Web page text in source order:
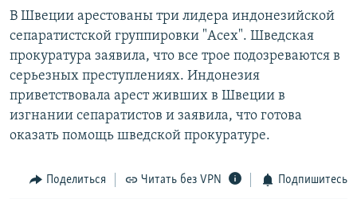
поиску
СЕВЕР.РЕАЛИИ
СИБИРЬ.РЕАЛИИ
РАСПИСАНИЕ ВЕЩАНИЯ
ПОДПИШИТЕСЬ НА РАССЫЛКУ
В Швеции арестованы три лидера индонезийской
сепаратистской группировки "Асех". Шведская
прокуратура заявила, что все трое подозреваются в
серьезных преступлениях. Индонезия
приветствовала арест живших в Швеции в
изгнании сепаратистов и заявила, что готова
оказать помощь шведской прокуратуре.
Поделиться Читать без VPN Подпишитесь